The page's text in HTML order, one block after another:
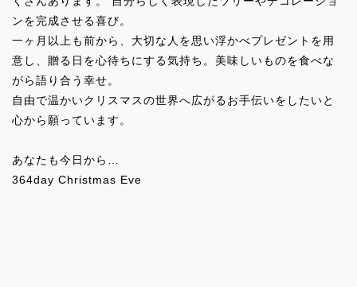
袋9番地」
2024.06.11
イベント出店のお知らせ「エキュート大
宮」
イベント出店のお知らせ「マルイ北千
ンを完成させる喜び。
一ヶ月以上も前から、大切な人を思い浮かべプレゼントを用
意し、贈る日を心待ちにする気持ち。美味しいものを食べな
がら語り合う幸せ。
自由で温かいクリスマスの世界へ広がるお手伝いをしたいと
心から願っています。
あなたも今日から…
364day Christmas Eve